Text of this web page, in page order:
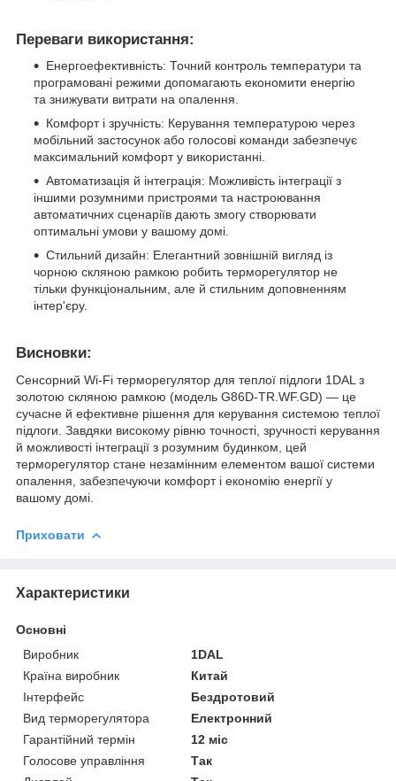
Переваги використання:
Енергоефективність: Точний контроль температури та
програмовані режими допомагають економити енергію
та знижувати витрати на опалення.
Комфорт і зручність: Керування температурою через
мобільний застосунок або голосові команди забезпечує
максимальний комфорт у використанні.
Автоматизація й інтеграція: Можливість інтеграції з
іншими розумними пристроями та настроювання
автоматичних сценаріїв дають змогу створювати
оптимальні умови у вашому домі.
Стильний дизайн: Елегантний зовнішній вигляд із
чорною скляною рамкою робить терморегулятор не
тільки функціональним, але й стильним доповненням
інтер'єру.
Висновки:
Сенсорний Wi-Fi терморегулятор для теплої підлоги 1DAL з
золотою скляною рамкою (модель G86D-TR.WF.GD) — це
сучасне й ефективне рішення для керування системою теплої
підлоги. Завдяки високому рівню точності, зручності керування
й можливості інтеграції з розумним будинком, цей
терморегулятор стане незамінним елементом вашої системи
опалення, забезпечуючи комфорт і економію енергії у
вашому домі.
Приховати
Характеристики
Основні
Виробник
1DAL
Країна виробник
Китай
Інтерфейс
Бездротовий
Вид терморегулятора
Електронний
Гарантійний термін
12 міс
Голосове управління
Так